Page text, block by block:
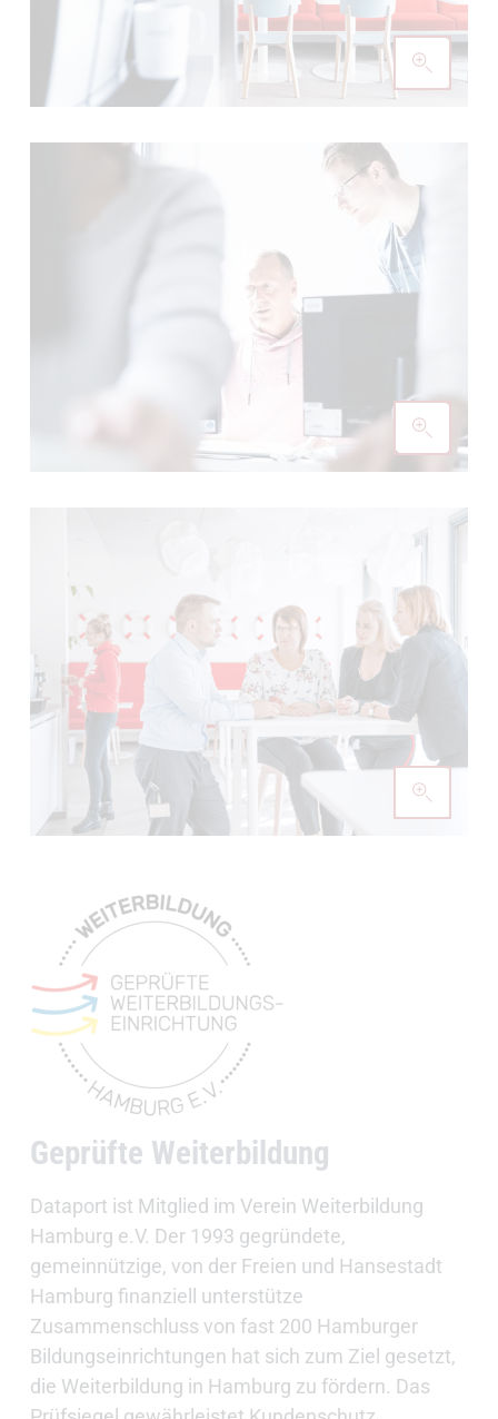
Geprüfte Weiterbildung
Dataport ist Mitglied im Verein Weiterbildung
Hamburg e.V. Der 1993 gegründete,
gemeinnützige, von der Freien und Hansestadt
Hamburg finanziell unterstütze
Zusammenschluss von fast 200 Hamburger
Bildungseinrichtungen hat sich zum Ziel gesetzt,
die Weiterbildung in Hamburg zu fördern. Das